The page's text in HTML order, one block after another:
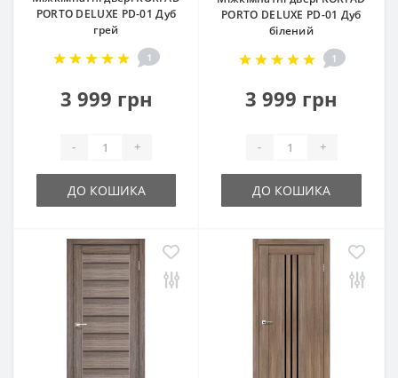
PORTO DELUXE PD-01 Дуб
грей
1
3 999 грн
- +
ДО КОШИКА
PORTO DELUXE PD-01 Дуб
білений
1
3 999 грн
- +
ДО КОШИКА